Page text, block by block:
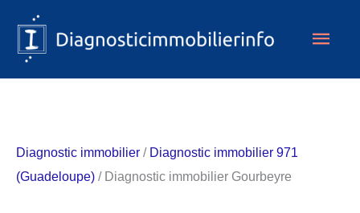
contenu
Diagnostic immobilier / Diagnostic immobilier 971
(Guadeloupe) / Diagnostic immobilier Gourbeyre